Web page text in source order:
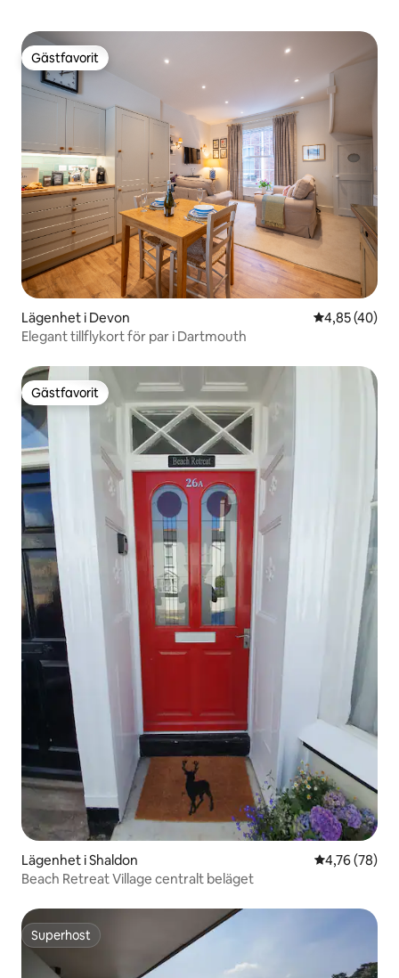
Gästfavorit
Gästfavorit
Lägenhet i Devon 4,85 av 5 i
4,85 (40)
Elegant tillflykort för par i Dartmouth
Gästfavorit
Gästfavorit
Lägenhet i Shaldon 4,76 av 5 i
4,76 (78)
Beach Retreat Village centralt beläget
Superhost
Superhost